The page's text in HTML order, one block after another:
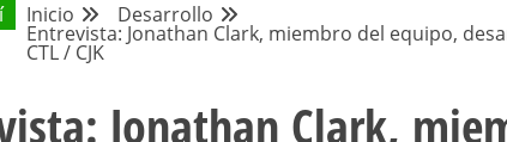
Inicio Desarrollo
Entrevista: Jonathan Clark, miembro del equipo,
CTL / CJK
Jonathan Clark,